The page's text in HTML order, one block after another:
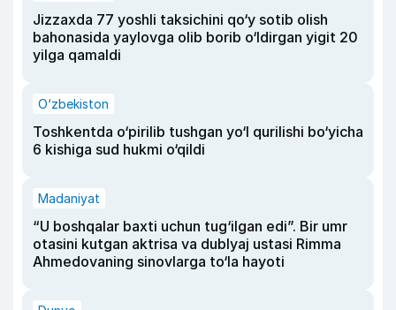
Jizzaxda 77 yoshli taksichini qo‘y sotib olish
bahonasida yaylovga olib borib o‘ldirgan yigit 20
yilga qamaldi
O‘zbekiston
Toshkentda o‘pirilib tushgan yo‘l qurilishi bo‘yicha
6 kishiga sud hukmi o‘qildi
Madaniyat
“U boshqalar baxti uchun tug‘ilgan edi”. Bir umr
otasini kutgan aktrisa va dublyaj ustasi Rimma
Ahmedovaning sinovlarga to‘la hayoti